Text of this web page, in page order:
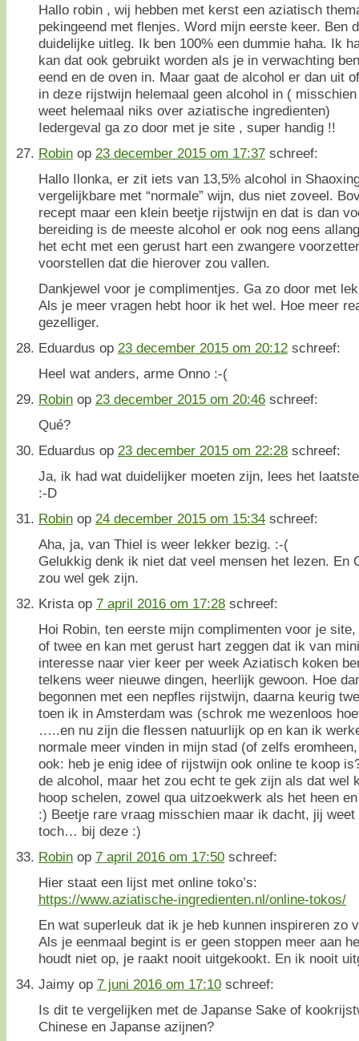
Hallo robin , wij hebben met kerst een aziatisch
pekingeend met flenjes. Word mijn eerste keer. Ben
duidelijke uitleg. Ik ben 100% een dummie haha. Ik
kan dat ook gebruikt worden als je in verwachting
eend en de oven in. Maar gaat de alcohol er dan uit
in deze rijstwijn helemaal geen alcohol in (
weet helemaal niks over aziatische ingredienten)
Iedergeval ga zo door met je site , super handig !!
Robin op 23 december 2015 om 17:37 schreef:
Hallo Ilonka, er zit iets van 13,5% alcohol in
vergelijkbare met “normale” wijn, dus niet zoveel.
recept maar een klein beetje rijstwijn en dat is dan
bereiding is de meeste alcohol er ook nog eens
het echt met een gerust hart een zwangere
voorstellen dat die hierover zou vallen.
Dankjewel voor je complimentjes. Ga zo door met
Als je meer vragen hebt hoor ik het wel. Hoe meer
gezelliger.
Eduardus op 23 december 2015 om 20:12 schreef:
Heel wat anders, arme Onno :-(
Robin op 23 december 2015 om 20:46 schreef:
Qué?
Eduardus op 23 december 2015 om 22:28 schreef:
Ja, ik had wat duidelijker moeten zijn, lees het
:-D
Robin op 24 december 2015 om 15:34 schreef:
Aha, ja, van Thiel is weer lekker bezig. :-(
Gelukkig denk ik niet dat veel mensen het lezen. En
zou wel gek zijn.
Krista op 7 april 2016 om 17:28 schreef:
Hoi Robin, ten eerste mijn complimenten voor je
of twee en kan met gerust hart zeggen dat ik van
interesse naar vier keer per week Aziatisch koken
telkens weer nieuwe dingen, heerlijk gewoon. Hoe
begonnen met een nepfles rijstwijn, daarna keurig
toen ik in Amsterdam was (schrok me wezenloos
…..en nu zijn die flessen natuurlijk op en kan ik
normale meer vinden in mijn stad (of zelfs
ook: heb je enig idee of rijstwijn ook online te koop
de alcohol, maar het zou echt te gek zijn als dat wel
hoop schelen, zowel qua uitzoekwerk als het heen
:) Beetje rare vraag misschien maar ik dacht, jij
toch… bij deze :)
Robin op 7 april 2016 om 17:50 schreef:
Hier staat een lijst met online toko’s:
https://www.aziatische-ingredienten.nl/online-tokos/
En wat superleuk dat ik je heb kunnen inspireren zo
Als je eenmaal begint is er geen stoppen meer aan
houdt niet op, je raakt nooit uitgekookt. En ik nooit
Jaimy op 7 juni 2016 om 17:10 schreef:
Is dit te vergelijken met de Japanse Sake of
Chinese en Japanse azijnen?